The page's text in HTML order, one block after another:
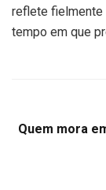
reflete fielmente
tempo em que
Quem mora